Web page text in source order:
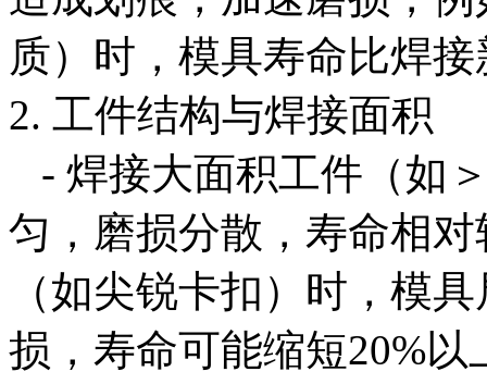
质）时，模具寿命比焊
2. 工件结构与焊接面积
- 焊接大面积工件（如
匀，磨损分散，寿命相
（如尖锐卡扣）时，模
损，寿命可能缩短20%